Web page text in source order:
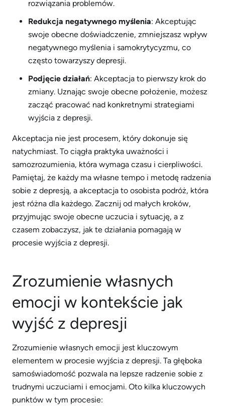
rozwiązania problemów.
Redukcja negatywnego myślenia: Akceptując
swoje obecne doświadczenie, zmniejszasz wpływ
negatywnego myślenia i samokrytycyzmu, co
często towarzyszy depresji.
Podjęcie działań: Akceptacja to pierwszy krok do
zmiany. Uznając swoje obecne położenie, możesz
zacząć pracować nad konkretnymi strategiami
wyjścia z depresji.
Akceptacja nie jest procesem, który dokonuje się
natychmiast. To ciągła praktyka uważności i
samozrozumienia, która wymaga czasu i cierpliwości.
Pamiętaj, że każdy ma własne tempo i metodę radzenia
sobie z depresją, a akceptacja to osobista podróż, która
jest różna dla każdego. Zacznij od małych kroków,
przyjmując swoje obecne uczucia i sytuację, a z
czasem zobaczysz, jak te działania pomagają w
procesie wyjścia z depresji.
Zrozumienie własnych
emocji w kontekście jak
wyjść z depresji
Zrozumienie własnych emocji jest kluczowym
elementem w procesie wyjścia z depresji. Ta głęboka
samoświadomość pozwala na lepsze radzenie sobie z
trudnymi uczuciami i emocjami. Oto kilka kluczowych
punktów w tym procesie: